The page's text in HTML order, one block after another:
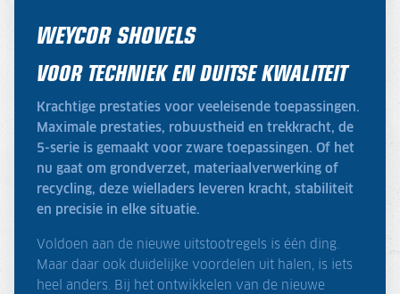
WEYCOR SHOVELS
VOOR TECHNIEK EN DUITSE KWALITEIT
Krachtige prestaties voor veeleisende toepassingen.
Maximale prestaties, robuustheid en trekkracht, de
5-serie is gemaakt voor zware toepassingen. Of het
nu gaat om grondverzet, materiaalverwerking of
recycling, deze wielladers leveren kracht, stabiliteit
en precisie in elke situatie.
Voldoen aan de nieuwe uitstootregels is één ding.
Maar daar ook duidelijke voordelen uit halen, is iets
heel anders. Bij het ontwikkelen van de nieuwe